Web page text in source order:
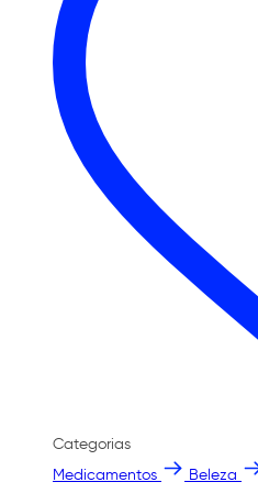
Categorias
Medicamentos
Beleza